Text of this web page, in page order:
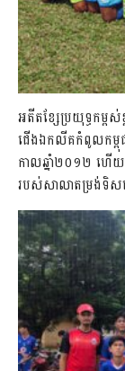
អតីតខ្សែប្រយុទ្ធកម្
ជើងឯកលីគកំពូលកម្ពុជ
កាលឆ្នាំ២០១២ ហើយ
របស់សាលាតម្រង់ទិស